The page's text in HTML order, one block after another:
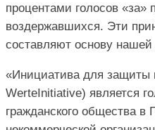
процентами голосов «за»
воздержавшихся. Эти
составляют основу нашей
«Инициатива для защиты
WerteInitiative) является
гражданского общества в